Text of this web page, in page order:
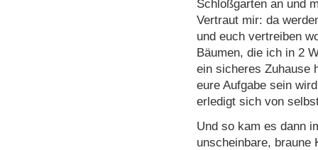
Schloßgarten an und
Vertraut mir: da
und euch vertreiben
Bäumen, die ich in 2
ein sicheres Zuhause
eure Aufgabe sein
erledigt sich von
Und so kam es dann
unscheinbare, braune